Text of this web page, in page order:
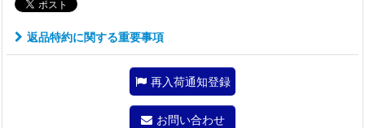
返品特約に関する重要事項
再入荷通知登録
お問い合わせ